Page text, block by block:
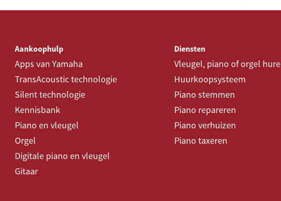
Aankoophulp
Apps van Yamaha
TransAcoustic technologie
Silent technologie
Kennisbank
Piano en vleugel
Orgel
Digitale piano en vleugel
Gitaar
Diensten
Vleugel, piano of orgel
Huurkoopsysteem
Piano stemmen
Piano repareren
Piano verhuizen
Piano taxeren